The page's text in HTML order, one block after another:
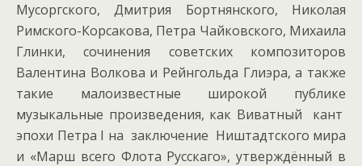
Мусоргского, Дмитрия Бортнянского, Николая
Римского-Корсакова, Петра Чайковского, Михаила
Глинки, сочинения советских композиторов
Валентина Волкова и Рейнгольда Глиэра, а также
такие малоизвестные широкой публике
музыкальные произведения, как Виватный кант
эпохи Петра I на заключение Ништадтского мира
и «Марш всего Флота Русскаго», утверждённый в